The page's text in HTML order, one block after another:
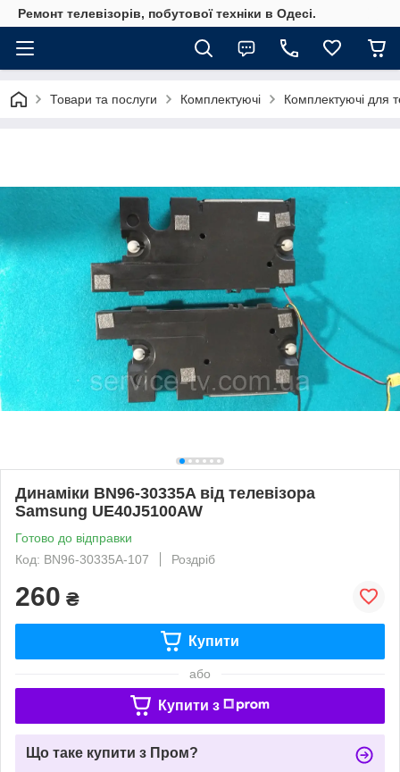
Ремонт телевізорів, побутової техніки в Одесі.
Товари та послуги Комплектуючі Комплектуючі для
Динаміки BN96-30335A від телевізора
Samsung UE40J5100AW
Готово до відправки
Код: BN96-30335A-107
Роздріб
260 ₴
Купити
або
Купити з
Що таке купити з Пром?